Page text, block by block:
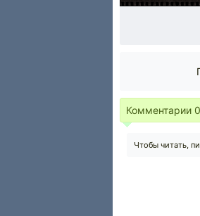
Комментарии 0
Чтобы читать,